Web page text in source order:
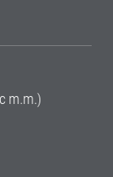
m.m.)